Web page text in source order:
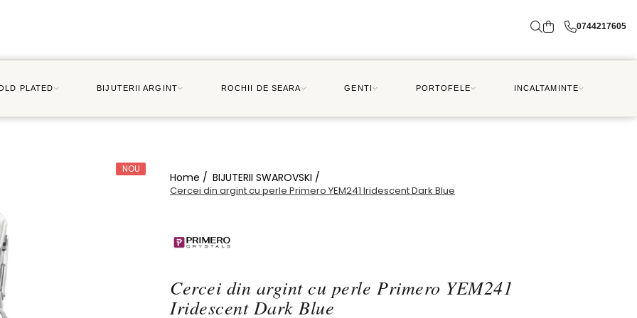
0744217605
PLATED BIJUTERII ARGINT ROCHII DE SEARA GENTI PORTOFELE INCALTAMINTE
Home / BIJUTERII SWAROVSKI /
Cercei din argint cu perle Primero YEM241 Iridescent Dark Blue
Cercei din argint cu perle Primero YEM241
Iridescent Dark Blue
NOU